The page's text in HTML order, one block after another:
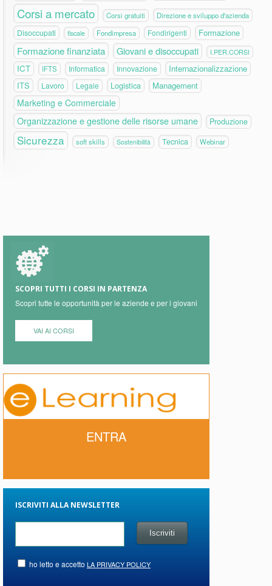
Corsi a mercato Corsi gratuiti Direzione e sviluppo d'azienda
Disoccupati fiscale Fondimpresa Fondirigenti Formazione
Formazione finanziata Giovani e disoccupati I.PER.CORSI
ICT IFTS Informatica Innovazione
Internazionalizzazione
ITS
Lavoro Legale Logistica Management
Marketing e Commerciale
Organizzazione e gestione delle risorse umane Produzione
Sicurezza soft skills Sostenibilità Tecnica Webinar
SCOPRI TUTTI I CORSI IN PARTENZA
Scopri tutte le opportunità per le aziende e per i giovani
VAI AI CORSI
ENTRA
ISCRIVITI ALLA NEWSLETTER
ho letto e accetto LA PRIVACY POLICY